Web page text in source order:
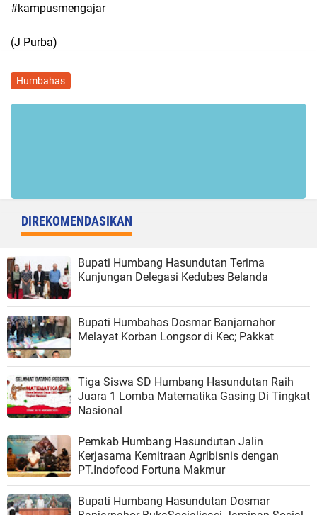
#kampusmengajar
(J Purba)
Humbahas
DIREKOMENDASIKAN
Bupati Humbang Hasundutan Terima
Kunjungan Delegasi Kedubes Belanda
Bupati Humbahas Dosmar Banjarnahor
Melayat Korban Longsor di Kec; Pakkat
Tiga Siswa SD Humbang Hasundutan Raih
Juara 1 Lomba Matematika Gasing Di Tingkat
Nasional
Pemkab Humbang Hasundutan Jalin
Kerjasama Kemitraan Agribisnis dengan
PT.Indofood Fortuna Makmur
Bupati Humbang Hasundutan Dosmar